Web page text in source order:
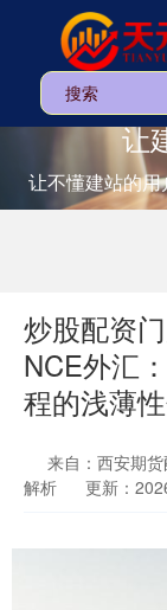
让
让不懂建站的
炒股配资
NCE外汇
程的浅薄
来自：西安期货
解析
更新：